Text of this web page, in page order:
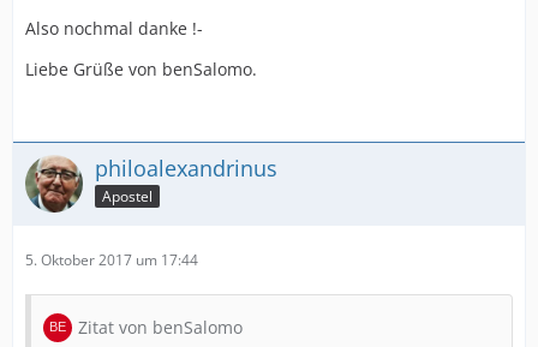
Also nochmal danke !-
Liebe Grüße von benSalomo.
philoalexandrinus
Apostel
5. Oktober 2017 um 17:44
Zitat von benSalomo